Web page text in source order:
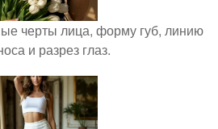
черты лица, форму губ, линию
и разрез глаз.